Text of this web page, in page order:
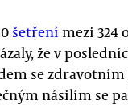
šetření mezi 324
že v
se
násilím se